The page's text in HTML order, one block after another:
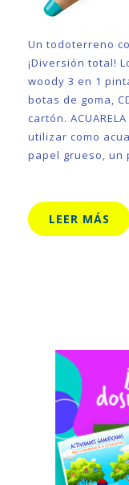
Un todoterreno
¡Diversión total!
woody 3 en 1
botas de goma,
cartón.
utilizar como
papel grueso, un
LEER MÁS